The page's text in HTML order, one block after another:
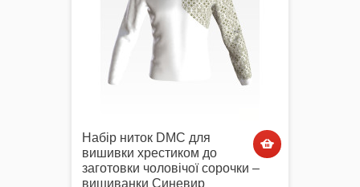
Набір ниток DMC для
вишивки хрестиком до
заготовки чоловічої сорочки –
вишиванки Синевир